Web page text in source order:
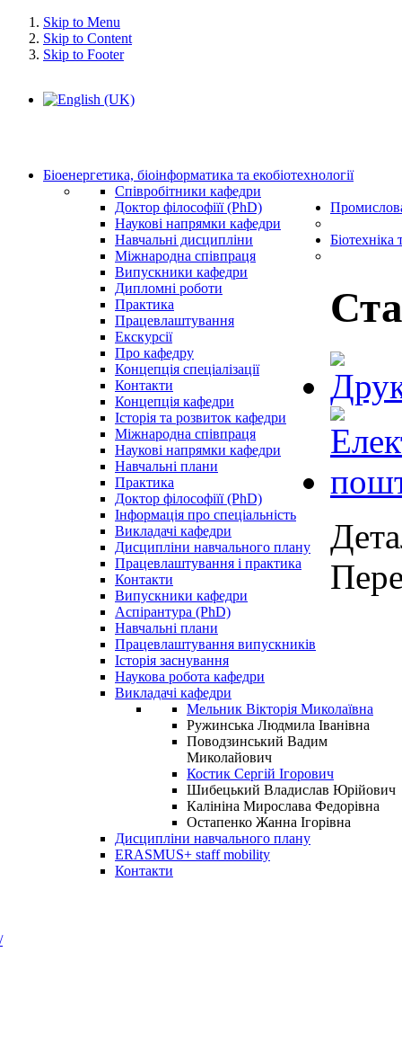
Skip to Menu
Skip to Content
Skip to Footer
Біоенергетика, біоінформатика та екобіотехнології
Співробітники кафедри
Доктор філософіїї (PhD)
Наукові напрямки кафедри
Навчальні дисципліни
Міжнародна співпраця
Випускники кафедри
Дипломні роботи
Практика
Працевлаштування
Екскурсії
Про кафедру
Концепція спеціалізації
Контакти
Концепція кафедри
Історія та розвиток кафедри
Міжнародна співпраця
Наукові напрямки кафедри
Навчальні плани
Практика
Доктор філософіїї (PhD)
Інформація про спеціальність
Викладачі кафедри
Дисципліни навчального плану
Працевлаштування і практика
Контакти
Біотехніка
Випускники кафедри
Аспірантура (PhD)
Навчальні плани
Працевлаштування випускників
Історія заснування
Наукова робота кафедри
Викладачі кафедри
Мельник Вікторія Миколаївна
Ружинська Людмила Іванівна
Поводзинський Вадим
Миколайович
Костик Сергій Ігорович
Шибецький Владислав Юрійович
Калініна Мирослава Федорівна
Остапенко Жанна Ігорівна
Дисципліни навчального плану
ERASMUS+ staff mobility
Контакти